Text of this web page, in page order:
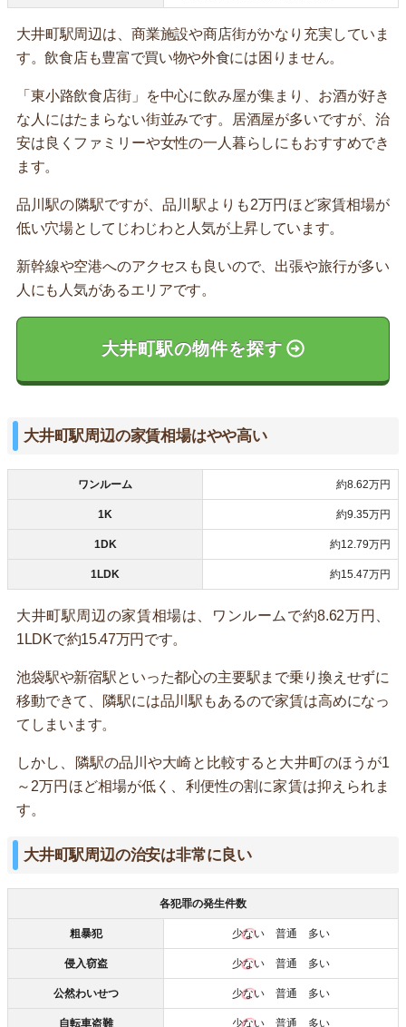
大井町駅周辺は、商業施設や商店街がかなり充実していま
す。飲食店も豊富で買い物や外食には困りません。
「東小路飲食店街」を中心に飲み屋が集まり、お酒が好き
な人にはたまらない街並みです。居酒屋が多いですが、治
安は良くファミリーや女性の一人暮らしにもおすすめでき
ます。
品川駅の隣駅ですが、品川駅よりも2万円ほど家賃相場が
低い穴場としてじわじわと人気が上昇しています。
新幹線や空港へのアクセスも良いので、出張や旅行が多い
人にも人気があるエリアです。
大井町駅の物件を探す
大井町駅周辺の家賃相場はやや高い
ワンルーム 約8.62万円
1K 約9.35万円
1DK 約12.79万円
1LDK 約15.47万円
大井町駅周辺の家賃相場は、ワンルームで約8.62万円、
1LDKで約15.47万円です。
池袋駅や新宿駅といった都心の主要駅まで乗り換えせずに
移動できて、隣駅には品川駅もあるので家賃は高めになっ
てしまいます。
しかし、隣駅の品川や大崎と比較すると大井町のほうが1
～2万円ほど相場が低く、利便性の割に家賃は抑えられま
す。
大井町駅周辺の治安は非常に良い
各犯罪の発生件数
粗暴犯 少ない 普通 多い
侵入窃盗 少ない 普通 多い
公然わいせつ 少ない 普通 多い
自転車盗難 少ない 普通 多い